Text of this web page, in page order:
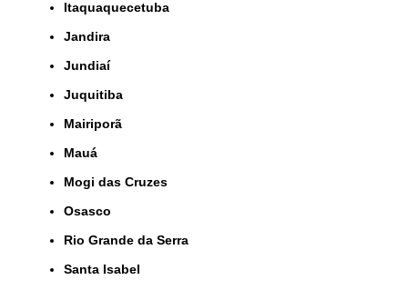
Itaquaquecetuba
Jandira
Jundiaí
Juquitiba
Mairiporã
Mauá
Mogi das Cruzes
Osasco
Rio Grande da Serra
Santa Isabel